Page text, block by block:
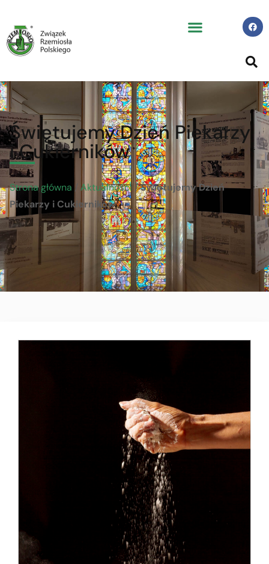
Świętujemy Dzień Piekarzy
i Cukierników
Strona główna / Aktualności/Świętujemy Dzień
Piekarzy i Cukierników